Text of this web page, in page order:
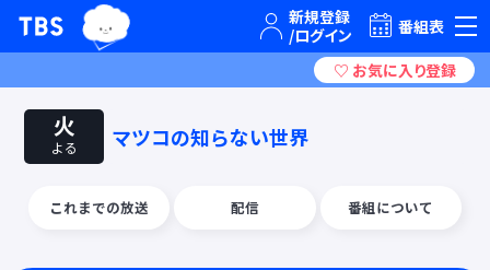
TBSテレビ｜ときめくときを。 番組表
火
よる マツコの知らない世界
これまでの放送 配信 番組について